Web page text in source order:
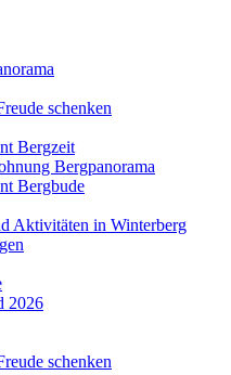
schenken
Bergzeit
Bergpanorama
Bergbude
Aktivitäten in Winterberg
2026
schenken